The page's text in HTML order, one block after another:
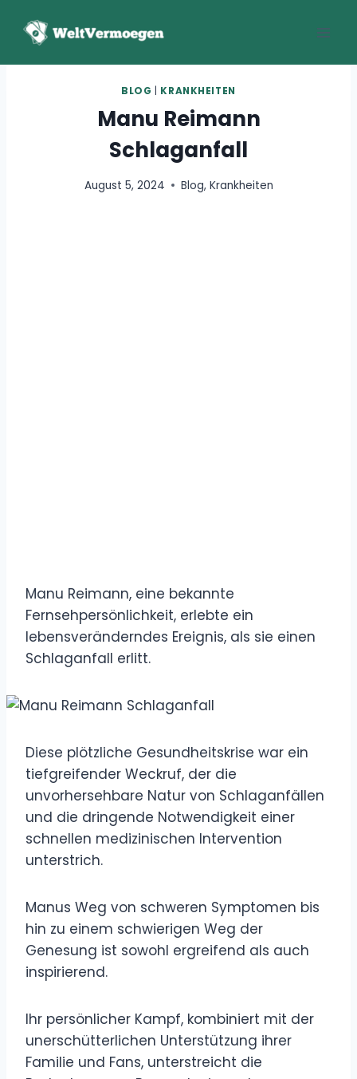
Inhalt
BLOG KRANKHEITEN
Manu Reimann
Schlaganfall
August 5, 2024 Blog, Krankheiten
Manu Reimann, eine bekannte
Fernsehpersönlichkeit, erlebte ein
lebensveränderndes Ereignis, als sie einen
Schlaganfall erlitt.
Diese plötzliche Gesundheitskrise war ein
tiefgreifender Weckruf, der die
unvorhersehbare Natur von Schlaganfällen
und die dringende Notwendigkeit einer
schnellen medizinischen Intervention
unterstrich.
Manus Weg von schweren Symptomen bis
hin zu einem schwierigen Weg der
Genesung ist sowohl ergreifend als auch
inspirierend.
Ihr persönlicher Kampf, kombiniert mit der
unerschütterlichen Unterstützung ihrer
Familie und Fans, unterstreicht die